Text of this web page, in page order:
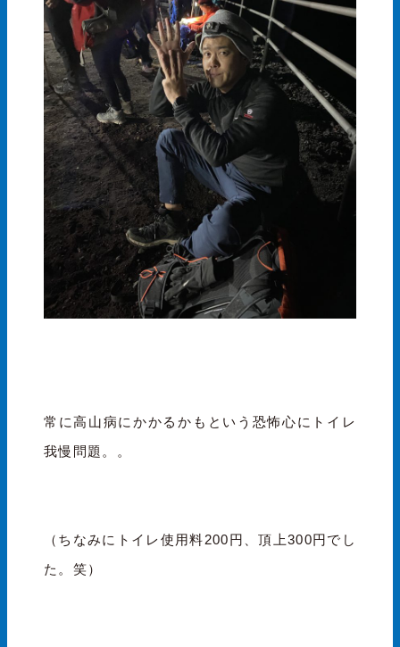
常に高山病にかかるかもという恐怖心にトイレ
我慢問題。。
（ちなみにトイレ使用料200円、頂上300円でし
た。笑）